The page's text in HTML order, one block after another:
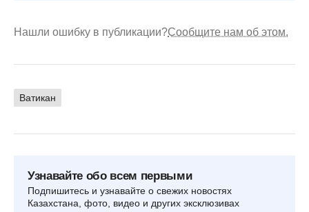
Нашли ошибку в публикации?Сообщите нам об этом.
Ватикан
Узнавайте обо всем первыми
Подпишитесь и узнавайте о свежих новостях
Казахстана, фото, видео и других эксклюзивах